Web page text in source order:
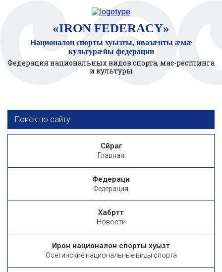
«IRON FEDERACY»
Националон спорты хуызты, ивазӕнты ӕмӕ
культурӕйы федерации
Федерация национальных видов спорта, мас-рестлинга
и культуры
Сӕйраг
Главная
Федераци
Федерация
Хабӕрттӕ
Новости
Ирон националон спорты хуызтӕ
Осетинские национальные виды спорта